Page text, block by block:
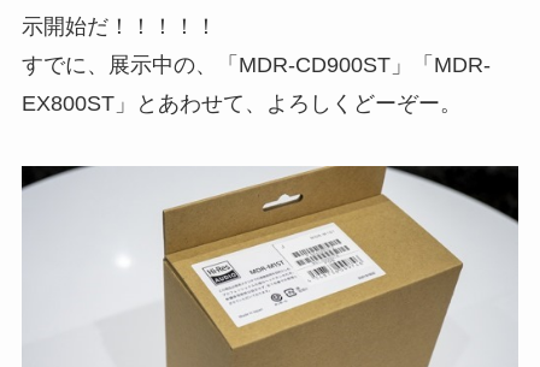
示開始だ！！！！！
すでに、展示中の、「MDR-CD900ST」「MDR-
EX800ST」とあわせて、よろしくどーぞー。